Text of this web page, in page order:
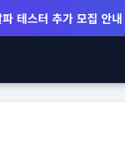
테스터 추가 모집 안내